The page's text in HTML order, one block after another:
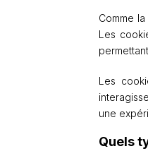
Comme
Les
Les
une
Quels